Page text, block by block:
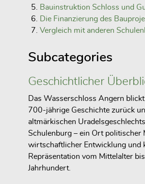
Bauinstruktion Schloss und
Die Finanzierung des
Vergleich mit anderen
Subcategories
Geschichtlicher
Das Wasserschloss Angern
700-jährige Geschichte zurück
altmärkischen
Schulenburg – ein Ort politischer
wirtschaftlicher Entwicklung und
Repräsentation vom Mittelalter
Jahrhundert.